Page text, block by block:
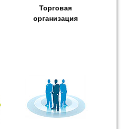
Торговая
организация